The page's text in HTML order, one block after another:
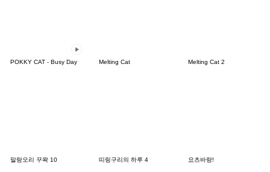
POKKY CAT - Busy Day Melting Cat Melting Cat 2
말랑오리 꾸왁 10 띠링구리의 하루 4 요츠바랑!